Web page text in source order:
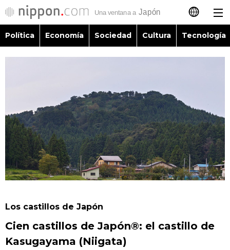
日本語
简体字
繁體字
Français
العربية
Economía
Sociedad
Vida
Política Economía Sociedad Cultura Tecnología
Los castillos de Japón
Cien castillos de Japón®: el castillo de
Kasugayama (Niigata)